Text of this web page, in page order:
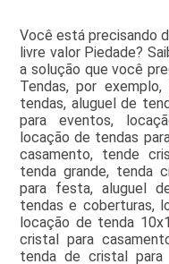
Você está precisando
livre valor Piedade?
a solução que você
Tendas, por
tendas, aluguel de
para eventos,
locação de tendas
casamento, tende
tenda grande, tenda
para festa, aluguel
tendas e coberturas,
locação de tenda
cristal para
tenda de cristal para